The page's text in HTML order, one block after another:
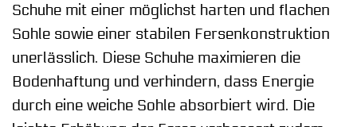
Schuhe mit einer möglichst harten und flachen
Sohle sowie einer stabilen Fersenkonstruktion
unerlässlich. Diese Schuhe maximieren die
Bodenhaftung und verhindern, dass Energie
durch eine weiche Sohle absorbiert wird. Die